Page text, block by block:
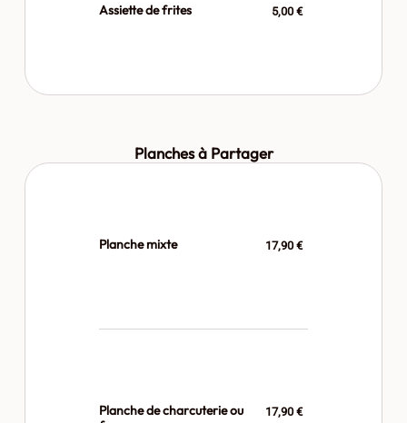
Assiette de frites 5,00 €
Planches à Partager
Planche mixte 17,90 €
Planche de charcuterie ou
17,90 €